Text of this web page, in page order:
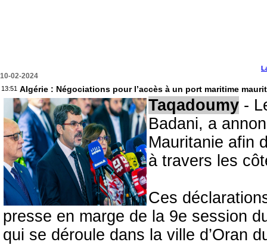
10-02-2024
13:51 Algérie : Négociations pour l’accès à un port maritime
Taqadoumy -
Badani, a
Mauritanie afin
à travers les
Ces
presse en marge de la 9e session
qui se déroule dans la ville d’Oran